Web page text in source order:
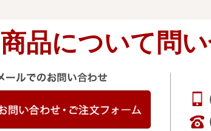
商品について問